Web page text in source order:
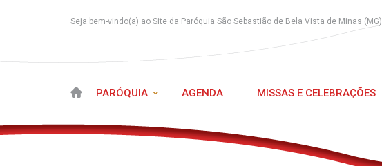
Seja bem-vindo(a) ao Site da Paróquia São Sebastião de Bela Vista de Minas (MG)
PARÓQUIA AGENDA MISSAS E CELEBRAÇÕES